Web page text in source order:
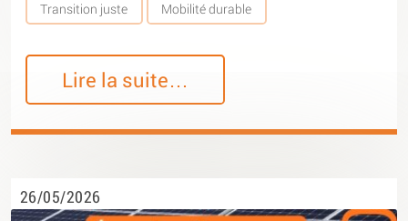
Transition juste Mobilité durable
Lire la suite…
26/05/2026